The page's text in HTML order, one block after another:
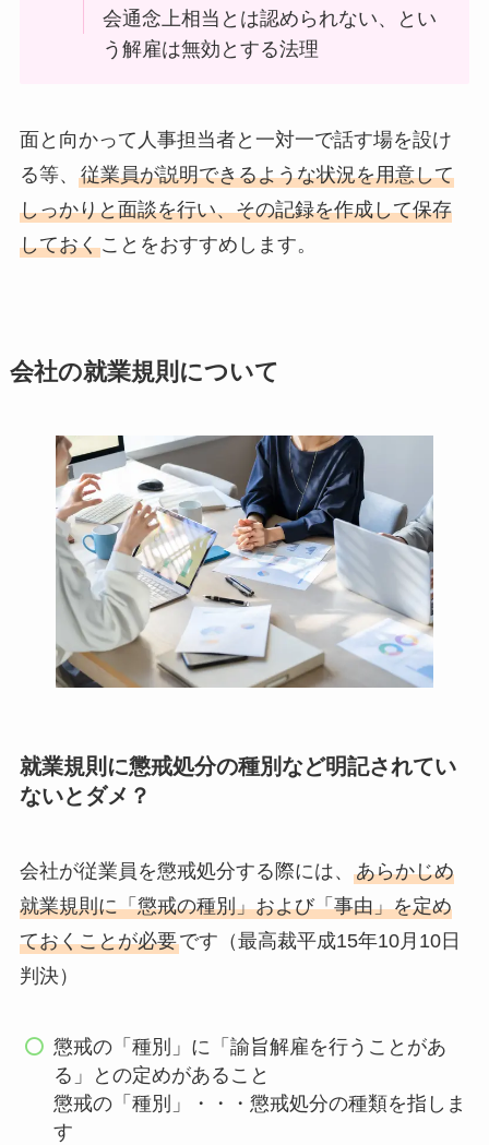
会通念上相当とは認められない、とい
う解雇は無効とする法理
面と向かって人事担当者と一対一で話す場を設け
る等、 従業員が説明できるような状況を用意して
しっかりと面談を行い、その記録を作成して保存
しておくことをおすすめします。
会社の就業規則について
就業規則に懲戒処分の種別など明記されてい
ないとダメ？
会社が従業員を懲戒処分する際には、 あらかじめ
就業規則に「懲戒の種別」および「事由」を定め
ておくことが必要です（最高裁平成15年10月10日
判決）
懲戒の「種別」に「諭旨解雇を行うことがあ
る」との定めがあること
懲戒の「種別」・・・懲戒処分の種類を指しま
す